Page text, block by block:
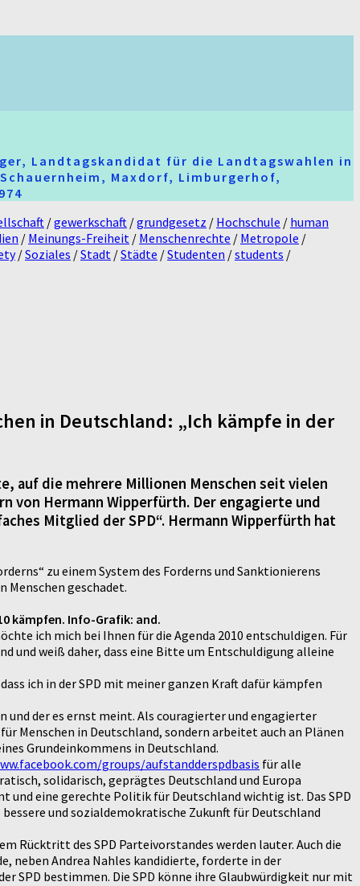
Landtagskandidat für die Landtagswahlen in
Maxdorf, Limburgerhof,
/gewerkschaft /grundgesetz / Hochschule / human
/ Meinungs-Freiheit / Menschenrechte / Metropole /
/Soziales /Stadt /Städte /Studenten /students /
in Deutschland: „Ich kämpfe in der
auf die mehrere Millionen Menschen seit vielen
von Hermann Wipperfürth. Der engagierte und
Mitglied der SPD“. Hermann Wipperfürth hat
zu einem System des Forderns und Sanktionierens
Menschen geschadet.
kämpfen. Info-Grafik: and.
ich mich bei Ihnen für die Agenda 2010 entschuldigen. Für
und weiß daher, dass eine Bitte um Entschuldigung alleine
ich in der SPD mit meiner ganzen Kraft dafür kämpfen
der es ernst meint. Als couragierter und engagierter
Menschen in Deutschland, sondern arbeitet auch an Plänen
Grundeinkommens in Deutschland.
groups/aufstandderspdbasis für alle
solidarisch, geprägtes Deutschland und Europa
und eine gerechte Politik für Deutschland wichtig ist. Das SPD
und sozialdemokratische Zukunft für Deutschland
Rücktritt des SPD Parteivorstandes werden lauter. Auch die
neben Andrea Nahles kandidierte, forderte in der
SPD bestimmen. Die SPD könne ihre Glaubwürdigkeit nur mit